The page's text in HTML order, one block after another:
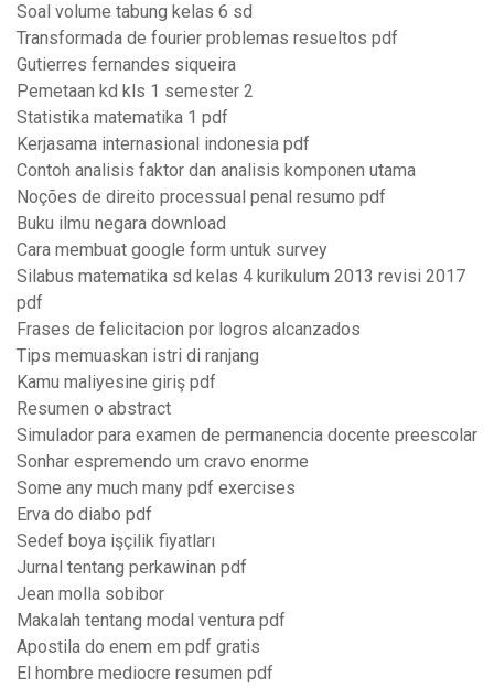
Soal volume tabung kelas 6 sd
Transformada de fourier problemas resueltos pdf
Gutierres fernandes siqueira
Pemetaan kd kls 1 semester 2
Statistika matematika 1 pdf
Kerjasama internasional indonesia pdf
Contoh analisis faktor dan analisis komponen utama
Noções de direito processual penal resumo pdf
Buku ilmu negara download
Cara membuat google form untuk survey
Silabus matematika sd kelas 4 kurikulum 2013 revisi 2017
pdf
Frases de felicitacion por logros alcanzados
Tips memuaskan istri di ranjang
Kamu maliyesine giriş pdf
Resumen o abstract
Simulador para examen de permanencia docente preescolar
Sonhar espremendo um cravo enorme
Some any much many pdf exercises
Erva do diabo pdf
Sedef boya işçilik fiyatları
Jurnal tentang perkawinan pdf
Jean molla sobibor
Makalah tentang modal ventura pdf
Apostila do enem em pdf gratis
El hombre mediocre resumen pdf